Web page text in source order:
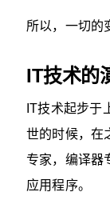
所以，一切的
IT技术的
IT技术起步于
世的时候，在
专家，编译器
应用程序。